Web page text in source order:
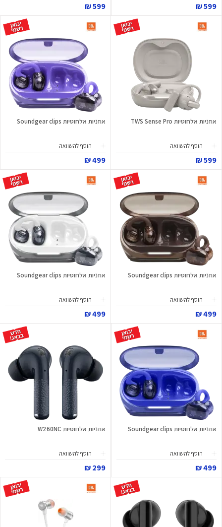
599 ₪
599 ₪
אוזניות אלחוטיות TWS Sense Pro
הוסף להשוואה
599 ₪
אוזניות אלחוטיות Soundgear clips
הוסף להשוואה
499 ₪
אוזניות אלחוטיות Soundgear clips
הוסף להשוואה
499 ₪
אוזניות אלחוטיות Soundgear clips
הוסף להשוואה
499 ₪
אוזניות אלחוטיות Soundgear clips
הוסף להשוואה
499 ₪
אוזניות אלחוטיות W260NC
הוסף להשוואה
299 ₪